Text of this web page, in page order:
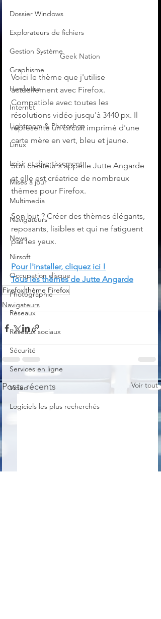
Dossier Windows
Explorateurs de fichiers
Gestion Système
Graphisme
Hardware
Internet
Lightroom & Photoshop
Linux
Loisir et divertissement
Mises à jour
Multimedia
Navigateurs
News
Nirsoft
Occupation disque
Photographie
Réseaux
Réseaux sociaux
Sécurité
Services en ligne
Video
Logiciels les plus recherchés
Geek Nation
Voici le thème que j'utilise
actuellement avec Firefox.
Compatible avec toutes les
résolutions vidéo jusqu'à 3440 px. Il
représente un circuit imprimé d'une
carte mère en vert, bleu et jaune.
Son créateur s'appelle Jutte Angarde
et elle est créatrice de nombreux
thèmes pour Firefox.
Son but ? Créer des thèmes élégants,
reposants, lisibles et qui ne fatiguent
pas les yeux.
Pour l'installer, cliquez ici !
Tous les thèmes de Jutte Angarde
Firefoxthème Firefox
Navigateurs
Posts récents Voir tout